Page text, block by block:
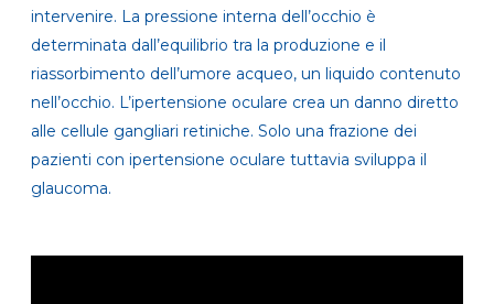
intervenire. La pressione interna dell’occhio è
determinata dall’equilibrio tra la produzione e il
riassorbimento dell’umore acqueo, un liquido contenuto
nell’occhio. L’ipertensione oculare crea un danno diretto
alle cellule gangliari retiniche. Solo una frazione dei
pazienti con ipertensione oculare tuttavia sviluppa il
glaucoma.